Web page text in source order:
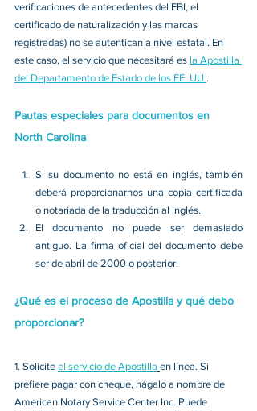
verificaciones de antecedentes del FBI, el
certificado de naturalización y las marcas
registradas) no se autentican a nivel estatal. En
este caso, el servicio que necesitará es la Apostilla
del Departamento de Estado de los EE. UU .
Pautas especiales para documentos en
North Carolina
Si su documento no está en inglés, también
deberá proporcionarnos una copia certificada
o notariada de la traducción al inglés.
El documento no puede ser demasiado
antiguo. La firma oficial del documento debe
ser de abril de 2000 o posterior.
¿Qué es el proceso de Apostilla y qué debo
proporcionar?
1. Solicite el servicio de Apostilla en línea. Si
prefiere pagar con cheque, hágalo a nombre de
American Notary Service Center Inc. Puede